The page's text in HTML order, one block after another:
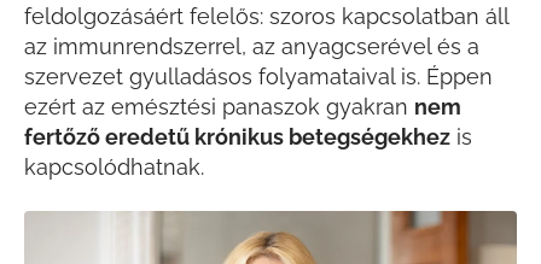
feldolgozásáért felelős: szoros kapcsolatban áll
az immunrendszerrel, az anyagcserével és a
szervezet gyulladásos folyamataival is. Éppen
ezért az emésztési panaszok gyakran nem
fertőző eredetű krónikus betegségekhez is
kapcsolódhatnak.